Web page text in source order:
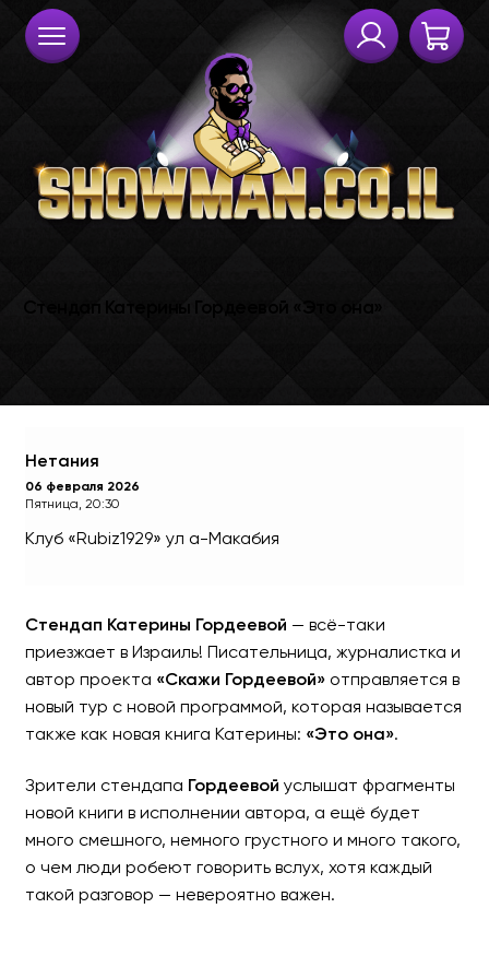
Стендап Катерины
Нетания
06 февраля 2026
Пятница, 20:30
Клуб «Rubiz1929» ул а-Макабия
Стендап Катерины Гордеевой — всё-таки
приезжает в Израиль! Писательница, журналистка и
автор проекта «Скажи Гордеевой»отправляется в
новый тур с новой программой, которая называется
также как новая книга Катерины: «Это она».
Зрители стендапа Гордеевой услышат фрагменты
новой книги в исполнении автора, а ещё будет
много смешного, немного грустного и много такого,
о чем люди робеют говорить вслух, хотя каждый
такой разговор — невероятно важен.